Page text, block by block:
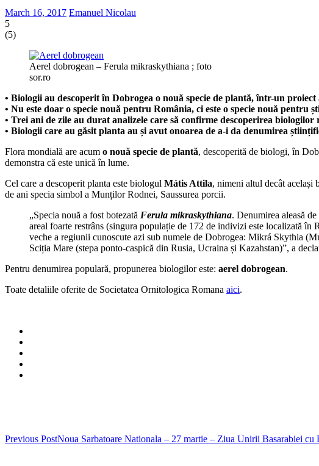
March 16, 2017 Emanuel Nicolau
5
(5)
Aerel dobrogean – Ferula mikraskythiana ; foto
sor.ro
• Biologii au descoperit în Dobrogea o nouă specie de plantă, într-un
• Nu este doar o specie nouă pentru România, ci este o specie nouă pentru
• Trei ani de zile au durat analizele care să confirme descoperirea biologilor
• Biologii care au găsit planta au și avut onoarea de a-i da denumirea
Flora mondială are acum o nouă specie de plantă, descoperită de biologi, în
demonstra că este unică în lume.
Cel care a descoperit planta este biologul Mátis Attila, nimeni altul decât același
de ani specia simbol a Munților Rodnei, Saussurea porcii.
„Specia nouă a fost botezată Ferula mikraskythiana. Denumirea aleasă
areal foarte restrâns (singura populație de 172 de indivizi este localizată
veche a regiunii cunoscute azi sub numele de Dobrogea: Mikrá Skythia
Sciția Mare (stepa ponto-caspică din Rusia, Ucraina și Kazahstan)”, a
Pentru denumirea populară, propunerea biologilor este: aerel dobrogean.
Toate detaliile oferite de Societatea Ornitologica Romana aici.
Post
Previous PostNoua Sarbatoare Nationala – 27 martie – Ziua Unirii Basarabiei cu